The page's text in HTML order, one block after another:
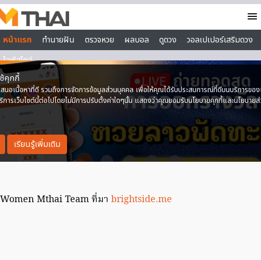
Women Mthai Team ที่มา brightside.me